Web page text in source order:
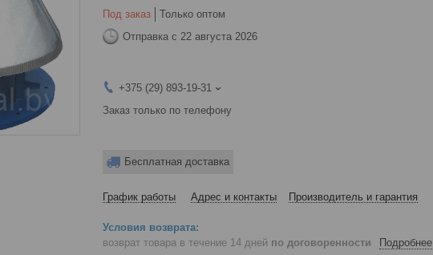
Под заказ
Только оптом
Отправка с 22 августа 2026
+375 (29) 893-19-31
Заказ только по телефону
Бесплатная доставка
График работы Адрес и контакты Производитель и гарантия
возврат товара в течение 14 дней по договоренности Подробнее